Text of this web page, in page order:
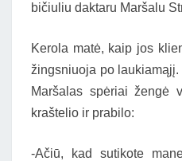
bičiuliu daktaru Maršalu
Kerola matė, kaip jos
žingsniuoja po
Maršalas spėriai žengė
kraštelio ir prabilo:
-Ačiū, kad sutikote